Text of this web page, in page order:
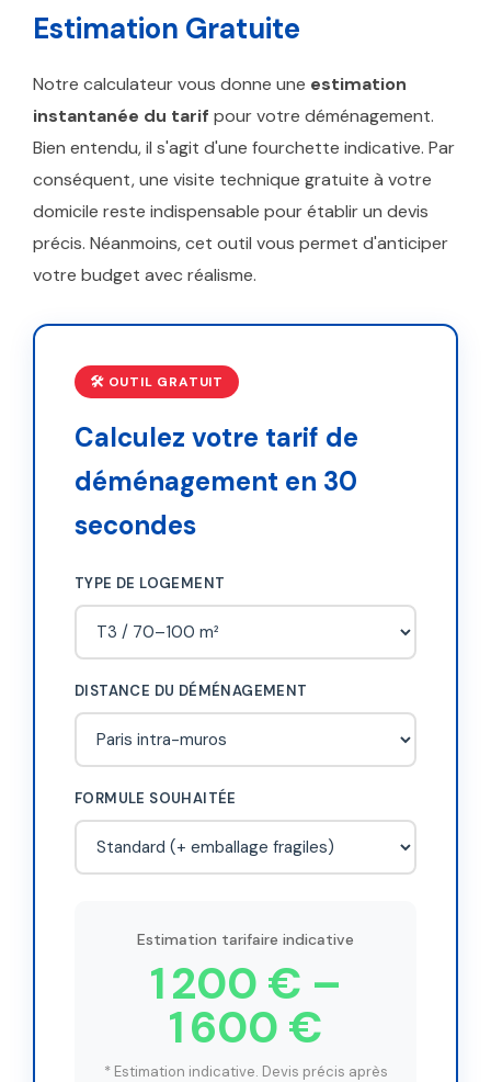
Estimation Gratuite
Notre calculateur vous donne une estimation
instantanée du tarif pour votre déménagement.
Bien entendu, il s'agit d'une fourchette indicative. Par
conséquent, une visite technique gratuite à votre
domicile reste indispensable pour établir un devis
précis. Néanmoins, cet outil vous permet d'anticiper
votre budget avec réalisme.
🛠️ OUTIL GRATUIT
Calculez votre tarif de
déménagement en 30
secondes
TYPE DE LOGEMENT
DISTANCE DU DÉMÉNAGEMENT
FORMULE SOUHAITÉE
Estimation tarifaire indicative
1 200 € –
1 600 €
* Estimation indicative. Devis précis après